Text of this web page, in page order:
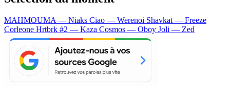
MAHMOUMA — Niaks Ciao — Werenoi Shavkat — Freeze
Corleone Hrtbrk #2 — Kaza Cosmos — Oboy Joli — Zed